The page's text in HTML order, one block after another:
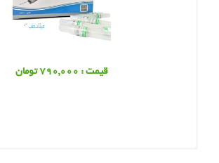
قیمت : 790,000 تومان